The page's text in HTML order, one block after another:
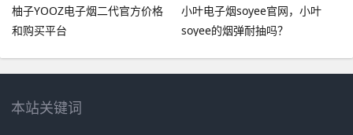
柚子YOOZ电子烟二代官方价格
和购买平台
小叶电子烟soyee官网，小叶
soyee的烟弹耐抽吗？
本站关键词